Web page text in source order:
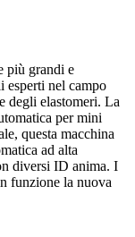
più grandi e
esperti nel campo
degli elastomeri. La
per mini
questa macchina
ad alta
diversi ID anima. I
funzione la nuova